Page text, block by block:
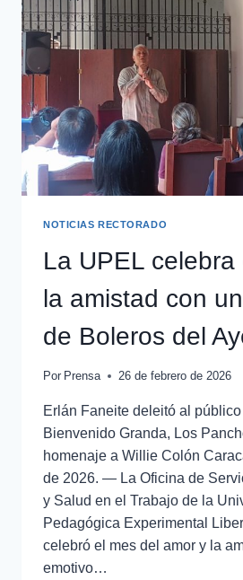
NOTICIAS RECTORADO
La UPEL celebra
la amistad con
de Boleros del
Por Prensa 26 de febrero de 2026
Erlán Faneite deleitó al
Bienvenido Granda, Los
homenaje a Willie Colón
de 2026. — La Oficina de
y Salud en el Trabajo de la
Pedagógica Experimental
celebró el mes del amor y la
emotivo…